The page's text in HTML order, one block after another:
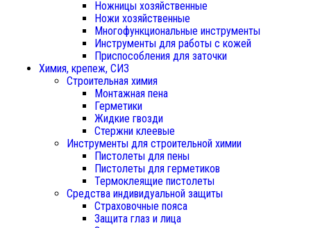
Ножницы хозяйственные
Ножи хозяйственные
Многофункциональные инструменты
Инструменты для работы с кожей
Приспособления для заточки
Химия, крепеж, СИЗ
Строительная химия
Монтажная пена
Герметики
Жидкие гвозди
Стержни клеевые
Инструменты для строительной химии
Пистолеты для пены
Пистолеты для герметиков
Термоклеящие пистолеты
Средства индивидуальной защиты
Страховочные пояса
Защита глаз и лица